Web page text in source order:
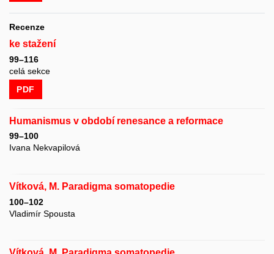
Recenze
ke stažení
99–116
celá sekce
PDF
Humanismus v období renesance a reformace
99–100
Ivana Nekvapilová
Vítková, M. Paradigma somatopedie
100–102
Vladimír Spousta